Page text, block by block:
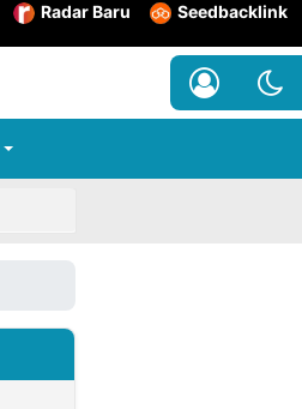
Radar Baru Seedbacklink